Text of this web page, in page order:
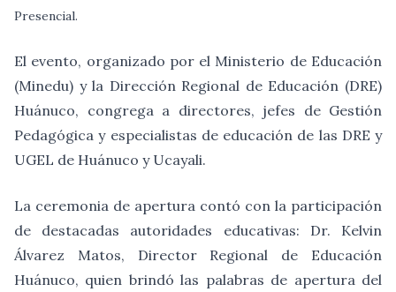
Presencial.
El evento, organizado por el Ministerio de Educación
(Minedu) y la Dirección Regional de Educación (DRE)
Huánuco, congrega a directores, jefes de Gestión
Pedagógica y especialistas de educación de las DRE y
UGEL de Huánuco y Ucayali.
La ceremonia de apertura contó con la participación
de destacadas autoridades educativas: Dr. Kelvin
Álvarez Matos, Director Regional de Educación
Huánuco, quien brindó las palabras de apertura del